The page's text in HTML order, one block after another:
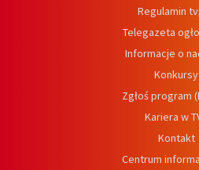
Regulamin
Telegazeta
Informacje o
Konkursy
Zgłoś program
Kariera w
Kontakt
Centrum